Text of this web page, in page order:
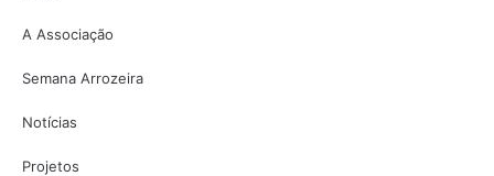
A Associação
Semana Arrozeira
Notícias
Projetos